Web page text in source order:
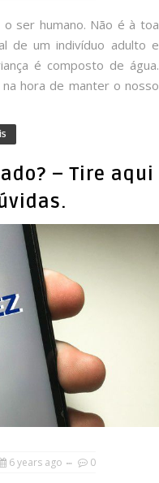
ser humano. Não é à toa
de um indivíduo adulto e
é composto de água.
hora de manter o nosso
– Tire aqui
6 years ago 0